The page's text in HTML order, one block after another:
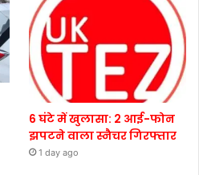
6 घंटे में खुलासा: 2 आई-फोन
झपटने वाला स्नैचर गिरफ्तार
1 day ago